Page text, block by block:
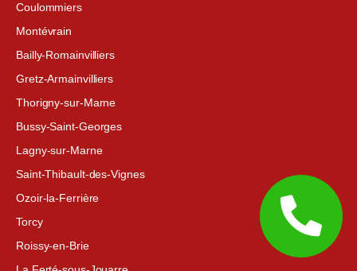
Coulommiers
Montévrain
Bailly-Romainvilliers
Gretz-Armainvilliers
Thorigny-sur-Marne
Bussy-Saint-Georges
Lagny-sur-Marne
Saint-Thibault-des-Vignes
Ozoir-la-Ferrière
Torcy
Roissy-en-Brie